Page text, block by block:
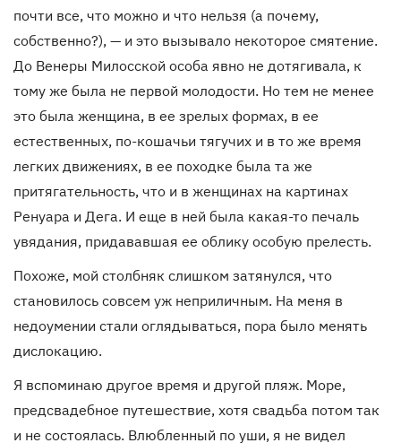
почти все, что можно и что нельзя (а почему,
собственно?), — и это вызывало некоторое смятение.
До Венеры Милосской особа явно не дотягивала, к
тому же была не первой молодости. Но тем не менее
это была женщина, в ее зрелых формах, в ее
естественных, по-кошачьи тягучих и в то же время
легких движениях, в ее походке была та же
притягательность, что и в женщинах на картинах
Ренуара и Дега. И еще в ней была какая-то печаль
увядания, придававшая ее облику особую прелесть.
Похоже, мой столбняк слишком затянулся, что
становилось совсем уж неприличным. На меня в
недоумении стали оглядываться, пора было менять
дислокацию.
Я вспоминаю другое время и другой пляж. Море,
предсвадебное путешествие, хотя свадьба потом так
и не состоялась. Влюбленный по уши, я не видел